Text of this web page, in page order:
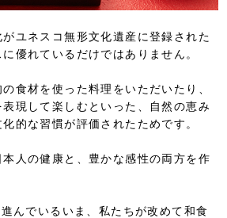
がユネスコ無形文化遺産に登録された
優れているだけではありません。
食材を使った料理をいただいたり、
現して楽しむといった、自然の恵み
的な習慣が評価されたためです。
人の健康と、豊かな感性の両方を作
んでいるいま、私たちが改めて和食